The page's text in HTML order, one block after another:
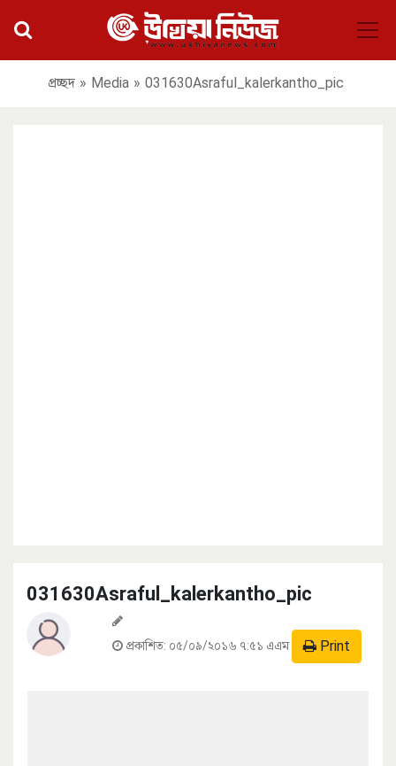
প্রচ্ছদ » Media » 031630Asraful_kalerkantho_pic
031630Asraful_kalerkantho_pic
প্রকাশিত: ০৫/০৯/২০১৬ ৭:৫১ এএম Print